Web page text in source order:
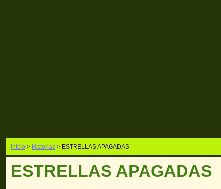
Inicio > Historias > ESTRELLAS APAGADAS
ESTRELLAS APAGADAS